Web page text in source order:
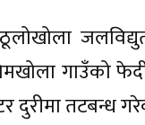
गाउँको
दुरीमा तटबन्ध